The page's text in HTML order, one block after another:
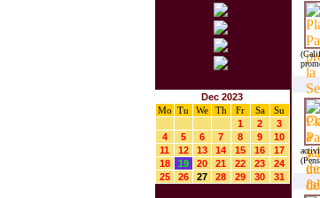
Dec 2023
Mo Tu We Th Fr Sa
Su
1
2
3
4
5 6 7 8 9
10
11
12 13 14 15 16
17
18
19 20 21 22 23
24
25
26 27 28 29 30 31